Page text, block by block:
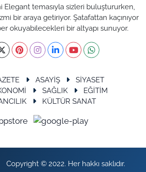
Elegant temasıyla sizleri buluştururken,
bir araya getiriyor. Şatafattan kaçınıyor
okuyabilecekleri bir altyapı sunuyor.
ASAYİŞ
SİYASET
SAĞLIK
EĞİTİM
KÜLTÜR SANAT
Copyright © 2022. Her hakkı saklıdır.